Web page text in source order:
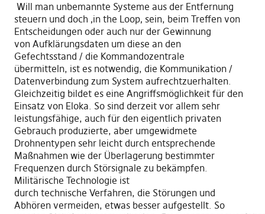
Will man unbemannte Systeme aus der Entfernung
steuern und doch ‚in the Loop‚ sein, beim Treffen von
Entscheidungen oder auch nur der Gewinnung
vonAufklärungsdaten um diese an den
Gefechtsstand /die Kommandozentrale
übermitteln, ist es notwendig, die Kommunikation /
Datenverbindung zum System aufrechtzuerhalten.
Gleichzeitig bildet es eine Angriffsmöglichkeit für den
Einsatz von Eloka. So sind derzeit vor allem sehr
leistungsfähige, auch für den eigentlich privaten
Gebrauch produzierte, aberumgewidmete
Drohnentypen sehr leicht durch entsprechende
Maßnahmen wie der Überlagerung bestimmter
Frequenzen durch Störsignale zu bekämpfen.
Militärische Technologie ist
durch technische Verfahren, die Störungen und
Abhören vermeiden, etwas besser aufgestellt. So